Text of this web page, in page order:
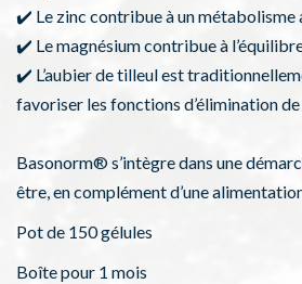
✔️ Le zinc contribue à un métabolisme
✔️ Le magnésium contribue à
✔️ L’aubier de tilleul est
favoriser les fonctions d’élimination de
Basonorm® s’intègre dans une
être, en complément d’une
Pot de 150 gélules
Boîte pour 1 mois